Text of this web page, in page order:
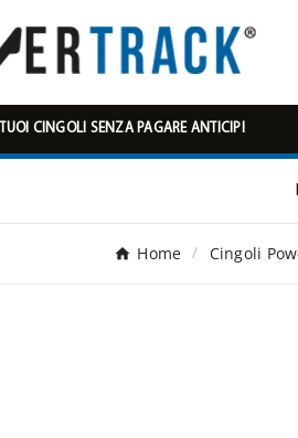
CINGOLI SENZA PAGARE ANTICIPI
Home Cingoli